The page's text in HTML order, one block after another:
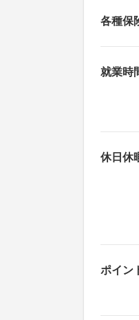
各種保
就業時
休日休
ポイン